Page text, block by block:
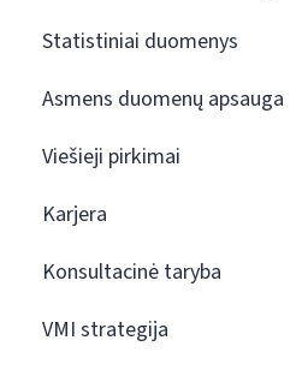
Statistiniai duomenys
Asmens duomenų apsauga
Viešieji pirkimai
Karjera
Konsultacinė taryba
VMI strategija